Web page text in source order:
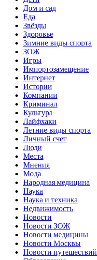
Дом и сад
Еда
Звёзды
Здоровье
Зимние виды спорта
ЗОЖ
Игры
Импортозамещение
Интернет
Истории
Компании
Криминал
Культура
Лайфхаки
Летние виды спорта
Личный счет
Люди
Места
Мнения
Мода
Народная медицина
Наука
Наука и техника
Недвижимость
Новости
Новости ЗОЖ
Новости медицины
Новости Москвы
Новости путешествий